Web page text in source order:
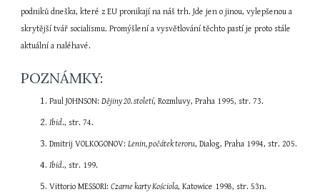
podniků dneška, které z EU pronikají na náš trh. Jde jen o jinou, vylepšenou a
skrytější tvář socialismu. Promýšlení a vysvětlování těchto pastí je proto stále
aktuální a naléhavé.
POZNÁMKY:
Paul JOHNSON: Dějiny 20. století, Rozmluvy, Praha 1995, str. 73.
Ibid., str. 74.
Dmitrij VOLKOGONOV: Lenin, počátek teroru, Dialog, Praha 1994, str. 205.
Ibid., str. 199.
Vittorio MESSORI: Czarne karty Kościola, Katowice 1998, str. 53n.